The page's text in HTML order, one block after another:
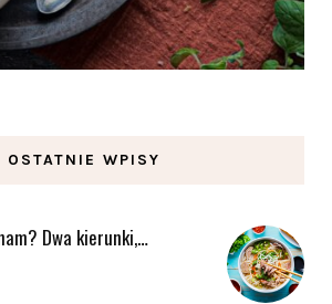
OSTATNIE WPISY
Dwa kierunki,…